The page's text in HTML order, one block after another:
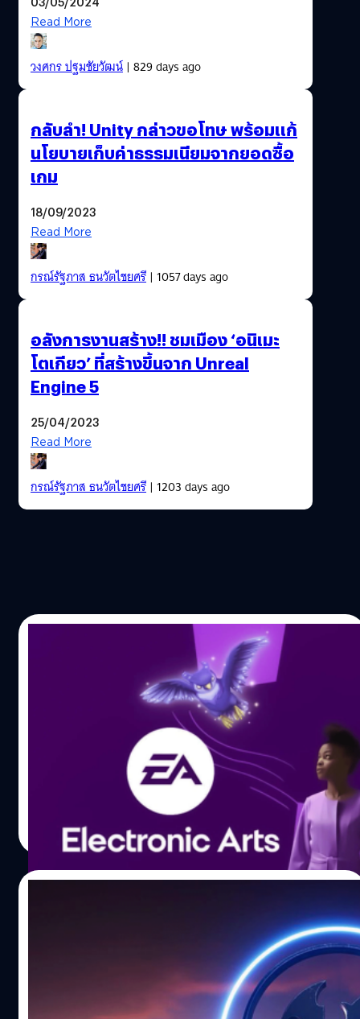
Read More
วงศกร ปฐมชัยวัฒน์| 829 days ago
กลับลำ! Unity กล่าวขอโทษ พร้อมแก้
นโยบายเก็บค่าธรรมเนียมจากยอดซื้อ
เกม
18/09/2023
Read More
กรณ์รัฐภาส ธนวัตไชยศรี| 1057 days ago
อลังการงานสร้าง!! ชมเมือง ‘อนิเมะ
โตเกียว’ ที่สร้างขึ้นจาก Unreal
Engine 5
25/04/2023
Read More
กรณ์รัฐภาส ธนวัตไชยศรี| 1203 days ago
EA ประกาศใช้ Unreal Engine แทน Frostbite
เพื่อพัฒนาเกมในอนาคต
จากเว็บไซต์ Sims Community ได้รายงานว่าทาง Electronic
Arts หรือ EA กำลังจะเปลี่ยนโปรแกรมพัฒนาเกมที่ใช้เป็น
มาตรฐานจาก Frostbite เป็น Unreal Engine 5 เพื่อสร้างเกม
ต่าง ๆ ต่อจากนี้แทน ซึ่งผู้ใช้ Twitter ชื่อว่า
@jamesavery7890 (ผู้เผยแพร่ข้อมูลจาก EA) มองว่าเป็นเรื่อง
ดีสำหรับแฟนเกม The Sims และ Mass Effect เพราะมีความ
เป็นไปได้สูงว่าเกมภาคต่อไปจะมีการใช้โปรแกรมพัฒนาที่ล้ำ
กรณ์รัฐภาส ธนวัตไชยศรี| 1574 days ago
Read More
Mass Effect 4 จะเป็นอีกหนึ่งเกมที่ทำงานด้วย
'เบรนนอน โฮมส์' (Brenon Holmes) โปรดิวเซอร์บริษัทเกม
BioWare และกำลังพัฒนา Mass Effect ภาคต่อไป ได้โพสต์